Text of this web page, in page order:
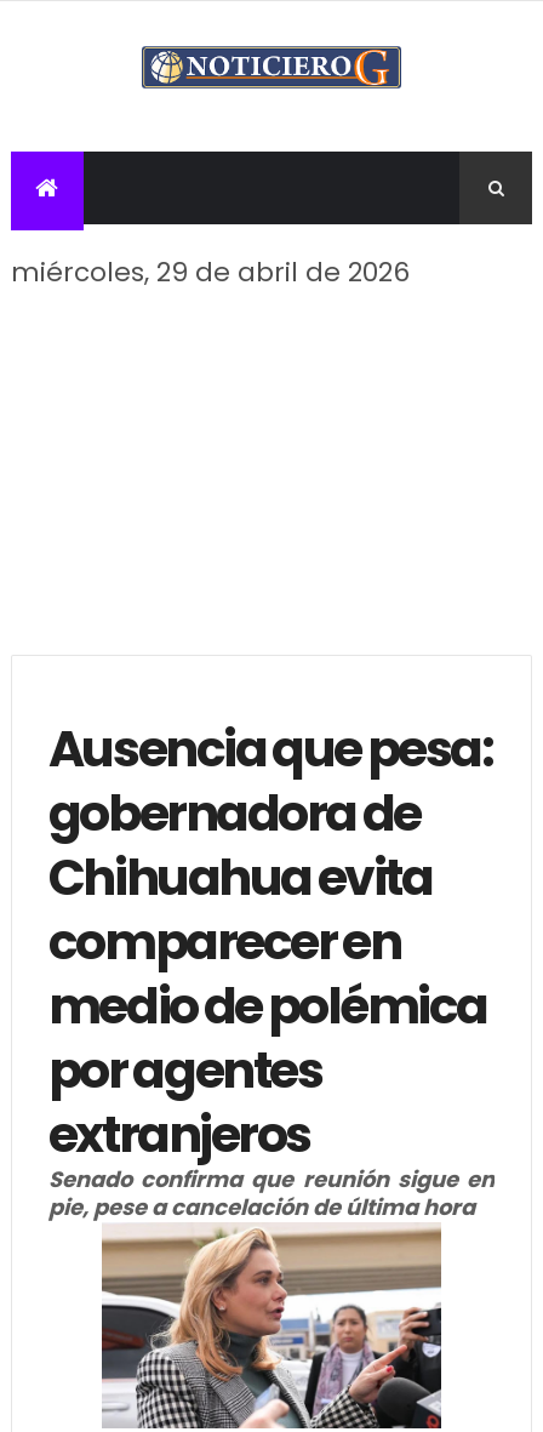
miércoles, 29 de abril de 2026
Ausencia que pesa:
gobernadora de
Chihuahua evita
comparecer en
medio de polémica
por agentes
extranjeros
Senado confirma que reunión sigue en
pie, pese a cancelación de última hora